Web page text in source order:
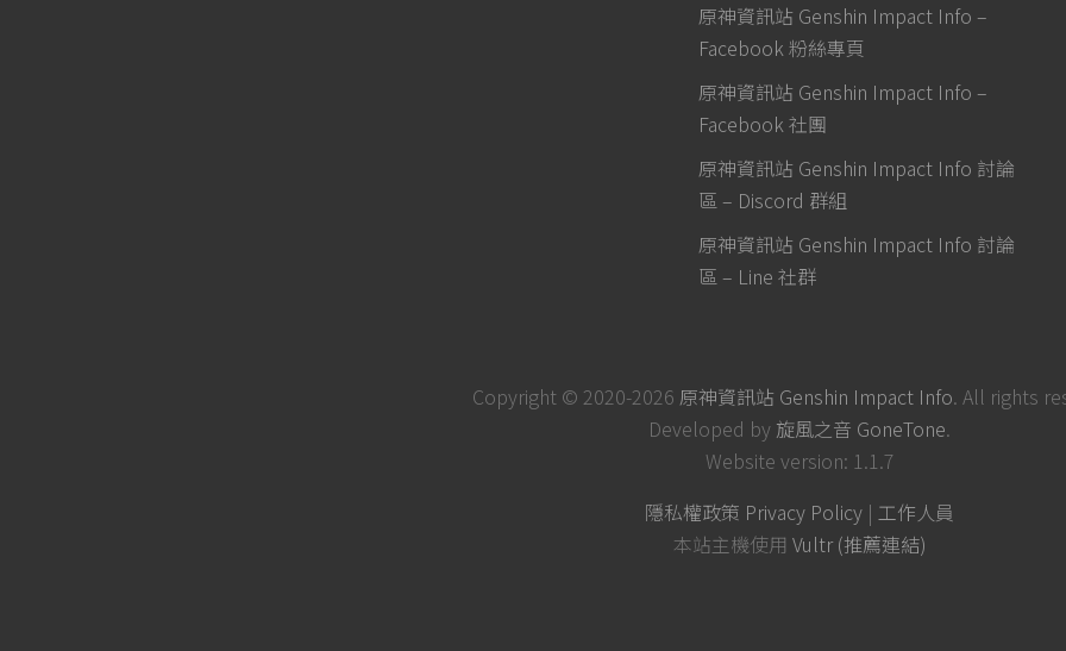
原神資訊站 Genshin Impact Info –
Facebook 粉絲專頁
原神資訊站 Genshin Impact Info –
Facebook 社團
原神資訊站 Genshin Impact Info 討論
區 – Discord 群組
原神資訊站 Genshin Impact Info 討論
區 – Line 社群
Copyright © 2020-2026 原神資訊站 Genshin Impact Info. All rights
Developed by 旋風之音 GoneTone.
Website version: 1.1.7
隱私權政策 Privacy Policy | 工作人員
本站主機使用 Vultr (推薦連結)